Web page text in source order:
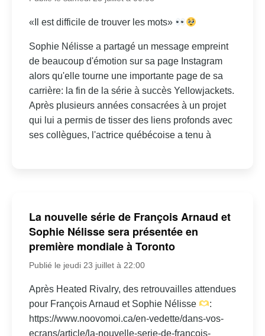
«Il est difficile de trouver les mots»
Sophie Nélisse a partagé un message empreint
de beaucoup d'émotion sur sa page Instagram
alors qu'elle tourne une importante page de sa
carrière: la fin de la série à succès Yellowjackets.
Après plusieurs années consacrées à un projet
qui lui a permis de tisser des liens profonds avec
ses collègues, l'actrice québécoise a tenu à
La nouvelle série de François Arnaud et
Sophie Nélisse sera présentée en
première mondiale à Toronto
Publié le jeudi 23 juillet à 22:00
Après Heated Rivalry, des retrouvailles attendues
pour François Arnaud et Sophie Nélisse
:
https://www.noovomoi.ca/en-vedette/dans-vos-
ecrans/article/la-nouvelle-serie-de-francois-